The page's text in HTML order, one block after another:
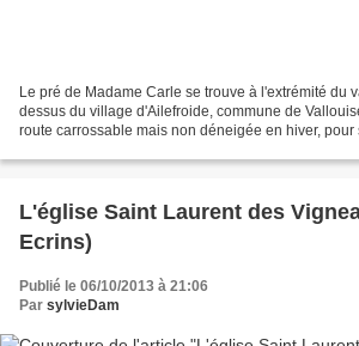
Le pré de Madame Carle se trouve à l'extrémité du
dessus du village d'Ailefroide, commune de
route carrossable mais non déneigée en hiver,
L'église Saint Laurent des
Ecrins)
Publié le 06/10/2013 à 21:06
Par sylvieDam